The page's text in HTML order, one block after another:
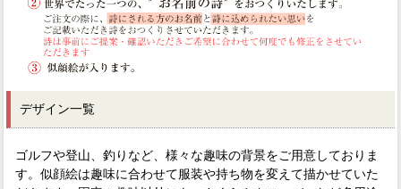
デザイン一覧
ゴルフや登山、釣りなど、様々な趣味の背景をご用意しておりま
す。似顔絵は趣味に合わせて服装や持ち物を変えて描かせていた